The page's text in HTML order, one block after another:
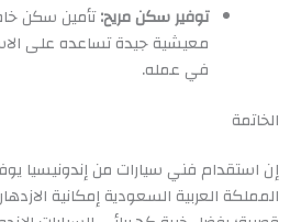
توفير سكن مريح:تأمين سكن
معيشية جيدة تساعده على
في عمله.
الخاتمة
إن استقدام فني سيارات من إندونيسيا
المملكة العربية السعودية إمكانية